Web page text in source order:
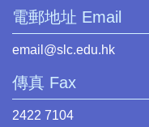
電郵地址 Email
email@slc.edu.hk
傳真 Fax
2422 7104